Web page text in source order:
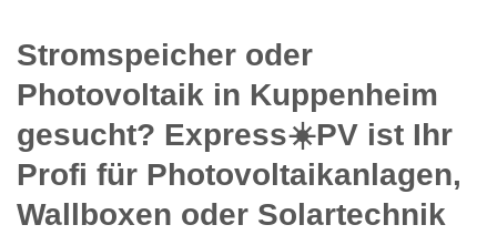
Stromspeicher oder
Photovoltaik in Kuppenheim
gesucht? Express☀️PV️ ist Ihr
Profi für Photovoltaikanlagen,
Wallboxen oder Solartechnik